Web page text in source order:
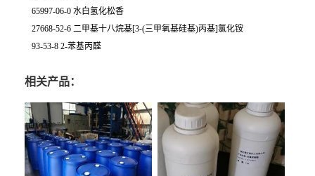
65997-06-0 水白氢化松香
27668-52-6 二甲基十八烷基[3-(三甲氧基硅基)丙基]氯化铵
93-53-8 2-苯基丙醛
相关产品：